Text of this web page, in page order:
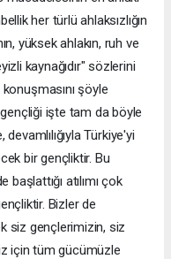
her türlü ahlaksızlığın
yüksek ahlakın, ruh ve
kaynağıdır" sözlerini
şöyle
işte tam da böyle
devamlılığıyla Türkiye'yi
bir gençliktir. Bu
atılımı çok
Bizler de
siz gençlerimizin, siz
için tüm gücümüzle